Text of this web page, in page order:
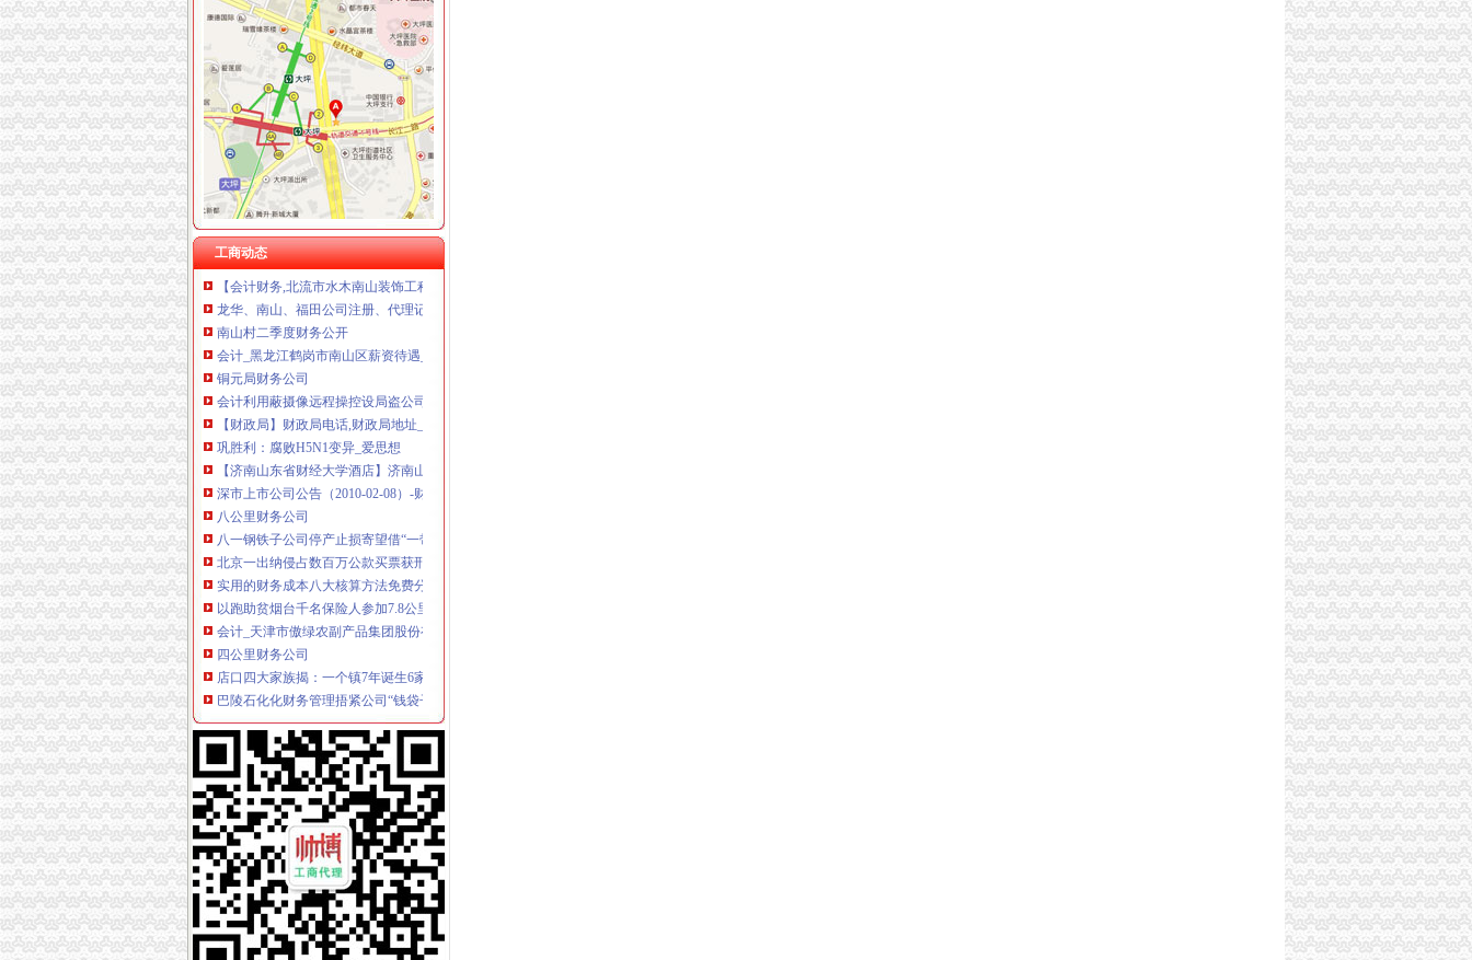
工商动态
南滨路
【重庆南岸南滨路房价】重庆南岸南滨路房价走势2018_重庆南岸南滨
南滨路房价网,2018南滨路房价走势图,重庆南岸南滨路二手房价格-
有关重庆南滨路的知识_搜问问
重庆市南滨路_南滨路
重庆南滨路攻略,重庆南滨路门票_地址,重庆南滨路游览攻略-马蜂窝
南山财务公司
深圳/南山区财务主管（职位编号：abl001）招聘_深圳市爱宝莱照明技
【会计财务,北流市水木南山装饰工程有限公司招聘】-玉林赶集网
龙华、南山、福田公司注册、代理记账、服务至-深圳工商/税务/财务】
南山村二季度财务公开
会计_黑龙江鹤岗市南山区薪资待遇_深圳市永鑫财务管理有限公司招聘
铜元局财务公司
会计利用蔽摄像远程操控设局盗公司251万-中国网
【财政局】财政局电话,财政局地址_图吧地图
巩胜利：腐败H5N1变异_爱思想
【济南山东省财经大学酒店】济南山东省财经大学酒店预订_济南山东
深市上市公司公告（2010-02-08）-财界网
八公里财务公司
八一钢铁子公司停产止损寄望借“一带一路”翻身|每经App
北京一出纳侵占数百万公款买票获刑八年_新闻频道_中国青年网
实用的财务成本八大核算方法免费分享啦,赶紧的-凤凰-具媒体
以跑助贫烟台千名保险人参加7.8公里扶贫公益跑_烟台财经网_烟台理
会计_天津市傲绿农副产品集团股份有限公司招聘信息_食品人才中心_
四公里财务公司
店口四大家族揭：一个镇7年诞生6家上市公司--北方网-时代财经
巴陵石化化财务管理捂紧公司“钱袋子”_能源频道_红网
网易第四季度净利润36.83亿元人民同比增长70%_凤凰科技
马新高铁寻求负责建设的资产公司,计划高时速为350公里_财经上下
鑫秋农业财务造几方掐架多家金融机构被卷入_财经_中国网
上新街财务公司
【58同城】石家庄财务会计_石家庄财会_石家庄评估
重庆冯悦财务管理咨询有限公司2017新招聘信息_电话_地址-58企
新街镇财务税务机构-高安市财务税务机构-宜春财务税务机构-宜春财务
【南京内勤财务招聘网_2018年新南京内勤财务招聘信息】-南京聘
证券时报电子报实时通过手机APP、网站免费阅读重大财经新闻资讯及
南岸周边财务公司
【重庆南岸南岸周边财务/审计/税务招聘网|2018年重庆南岸南岸周边财